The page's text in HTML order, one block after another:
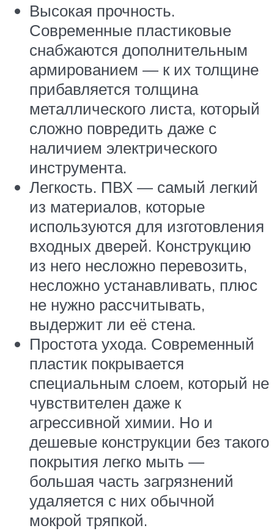
Высокая прочность.
Современные пластиковые
снабжаются дополнительным
армированием — к их толщине
прибавляется толщина
металлического листа, который
сложно повредить даже с
наличием электрического
инструмента.
Легкость. ПВХ — самый легкий
из материалов, которые
используются для изготовления
входных дверей. Конструкцию
из него несложно перевозить,
несложно устанавливать, плюс
не нужно рассчитывать,
выдержит ли её стена.
Простота ухода. Современный
пластик покрывается
специальным слоем, который не
чувствителен даже к
агрессивной химии. Но и
дешевые конструкции без такого
покрытия легко мыть —
большая часть загрязнений
удаляется с них обычной
мокрой тряпкой.